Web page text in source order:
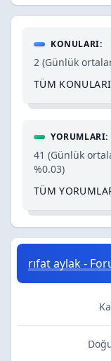
KONULARI:
2 (Günlük
TÜM
YORUMLARI:
41 (Günlük
%0.03)
TÜM
rıfat aylak -